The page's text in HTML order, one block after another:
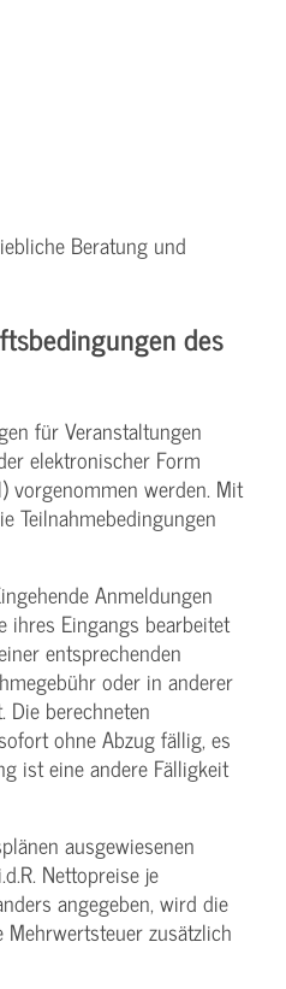
Beratung und
des
für Veranstaltungen
elektronischer Form
vorgenommen werden. Mit
Teilnahme­bedingungen
Anmeldungen
ihres Eingangs bearbeitet
entsprechenden
oder in anderer
Die berechneten
ohne Abzug fällig, es
ist eine andere Fälligkeit
ausgewiesenen
Nettopreise je
angegeben, wird die
zusätzlich